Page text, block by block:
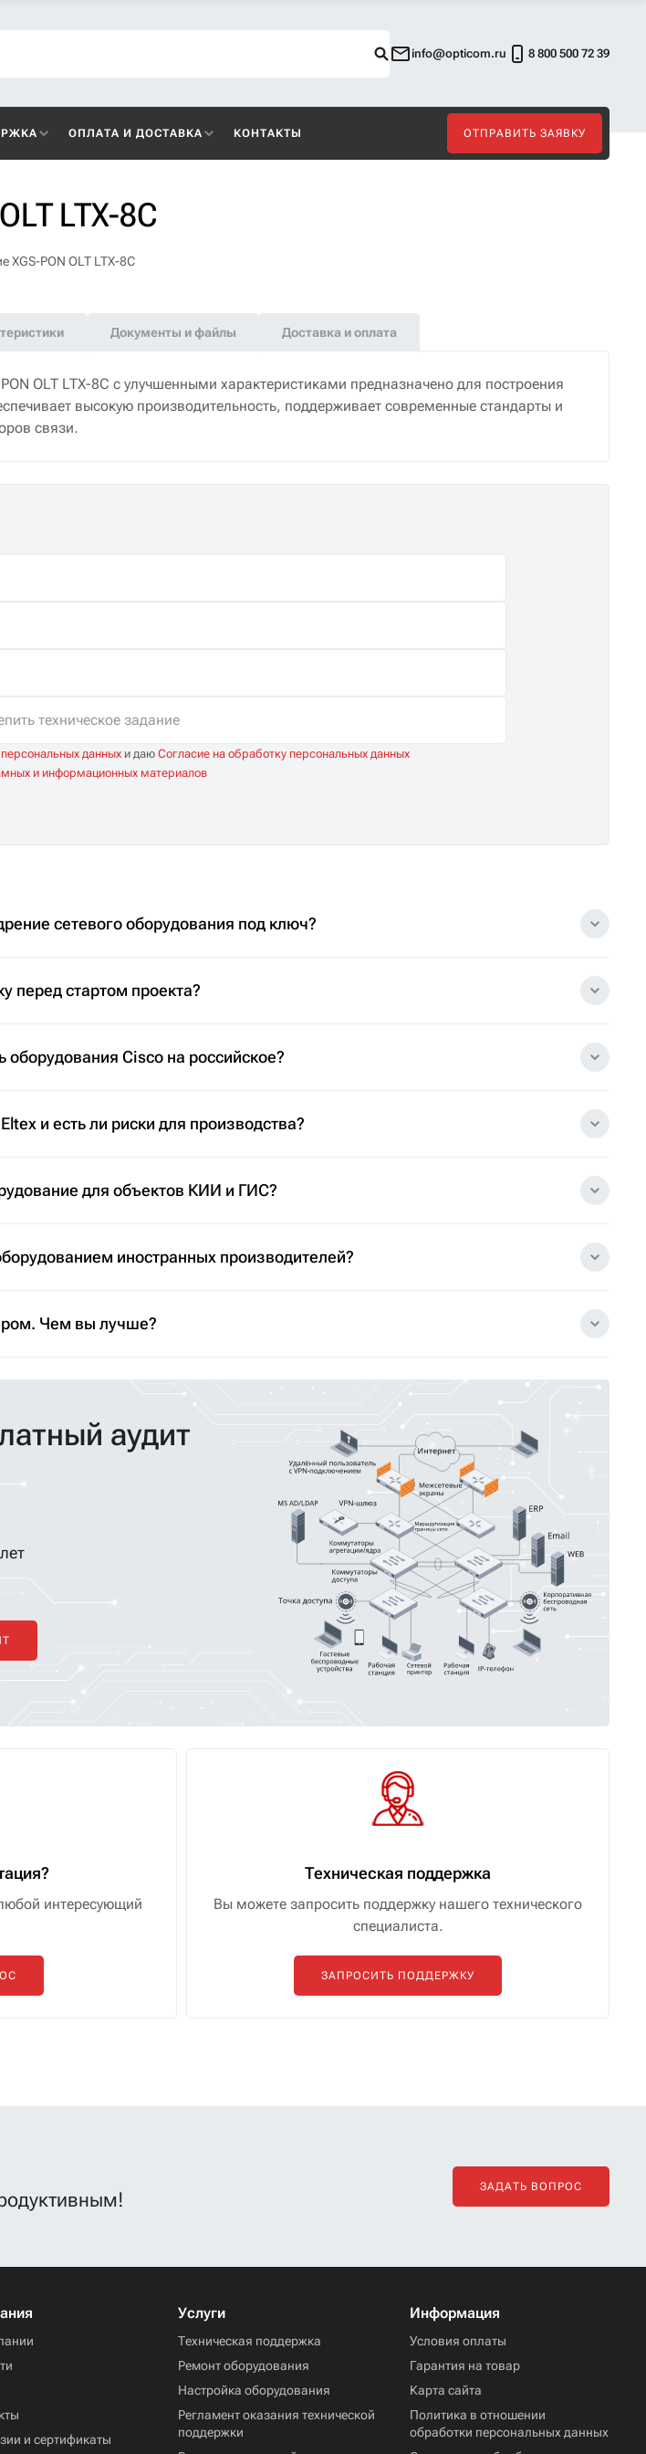
info@opticom.ru 8 800 500 72 39
ОПЛАТА И ДОСТАВКА КОНТАКТЫ ОТПРАВИТЬ ЗАЯВКУ
LTX-8C
XGS-PON OLT LTX-8C
Документы и файлы Доставка и оплата
OLT LTX-8C с улучшенными характеристиками предназначено для построения
высокую производительность, поддерживает современные стандарты и
связи.
техническое задание
данных и даюСогласие на обработку персональных данных
и информационных материалов
сетевого оборудования под ключ?
перед стартом проекта?
Cisco на российское?
и есть ли риски для производства?
для объектов КИИ и ГИС?
иностранных производителей?
Чем вы лучше?
аудит
интересующий
Техническая поддержка
Вы можете запросить поддержку нашего технического
специалиста.
ЗАПРОСИТЬ ПОДДЕРЖКУ
ЗАДАТЬ ВОПРОС
и сертификаты
Услуги
Техническая поддержка
Ремонт оборудования
Настройка оборудования
Регламент оказания технической
поддержки
Информация
Условия оплаты
Гарантия на товар
Карта сайта
Политика в отношении
обработки персональных данных